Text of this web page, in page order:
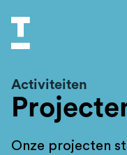
Activiteiten
Onze projecten